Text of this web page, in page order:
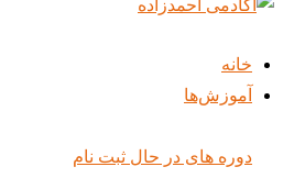
خانه
آموزش‌ها
دوره های در حال ثبت نام